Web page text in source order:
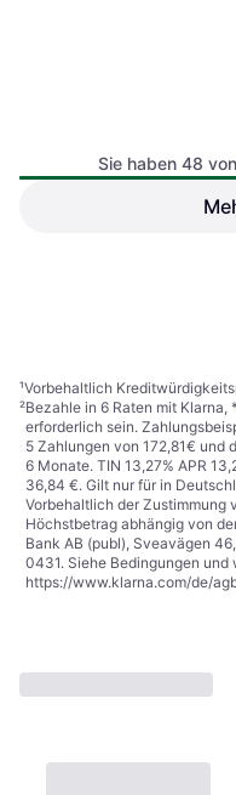
Sie haben 48
¹Vorbehaltlich
²Bezahle in 6 Raten mit Klarna,
erforderlich sein.
5 Zahlungen von 172,81€ und
6 Monate. TIN 13,27% APR
36,84 €. Gilt nur für in
Vorbehaltlich der Zustimmung
Höchstbetrag abhängig von
Bank AB (publ), Sveavägen
0431. Siehe Bedingungen
https://www.klarna.com/de/